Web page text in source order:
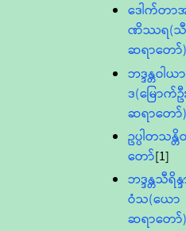
ဒေါက်တာ
ဏိဿရ(
ဆရာတော်)
ဘဒ္ဒန္တဝါယ
ဒ(မြောက်ဦ
ဆရာတော်)
ဥပ္ပါတသန္
တော်[1]
ဘဒ္ဒန္တသီရိ
ဝံသ(ယော
ဆရာတော်)